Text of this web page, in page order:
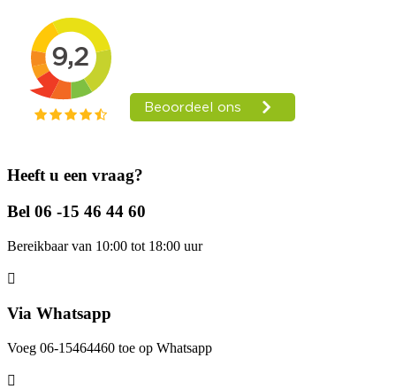
Heeft u een vraag?
Bel 06 -15 46 44 60
Bereikbaar van 10:00 tot 18:00 uur
Via Whatsapp
Voeg 06-15464460 toe op Whatsapp